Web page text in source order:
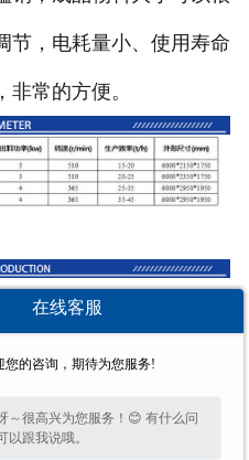
节，电耗量小、使用寿命
常的方便。
结构简单、操作方便
统，保证物料的均匀
在线客服
您的咨询，期待为您服务!
～很高兴为您服务！😊 有什么问
以跟我说哦。